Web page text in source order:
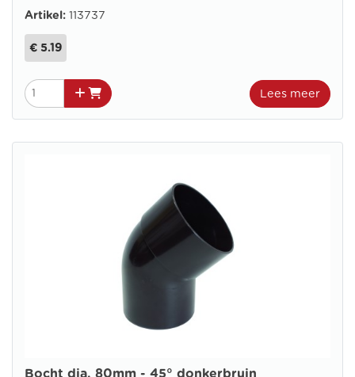
Artikel: 113737
€ 5.19
Lees meer
Bocht dia. 80mm - 45° donkerbruin